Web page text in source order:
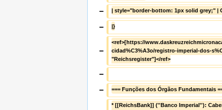
− | style="border-bottom: 1px solid grey;" |
− |}
−
<ref>[https://
cidad%C3%A3o/registro-imperial-dos-
"Reichsregister"]</ref>
−
−
=== Funções dos Órgãos Fundamentais
* [[ReichsBank]] (''Banco Imperial''):